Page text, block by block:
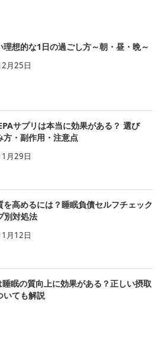
理想的な1日の過ごし方～朝・昼・晩～
月25日
サプリは本当に効果がある？ 選び
方・副作用・注意点
月29日
を高めるには？睡眠負債セルフチェック
別対処法
月12日
眠の質向上に効果がある？正しい摂取
いても解説